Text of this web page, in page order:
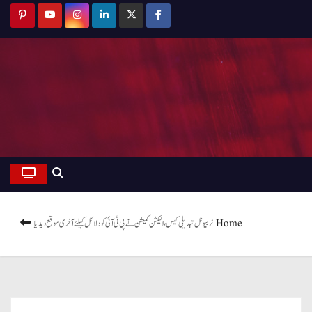
Homeٹربیونل تبدیلی کیس، الیکشن کمیشن نے پی ٹی آئی کو دلائل کیلئے آخری موقع دیدیا